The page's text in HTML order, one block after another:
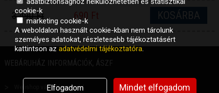
3 490 Ft 690 Ft KOSÁRBA
WEBÁRUHÁZ INFORMÁCIÓK, ÁSZF
Webshop vásárlási segéd
cookie-k
marketing cookie-k
A weboldalon használt cookie-kban nem tárolunk
személyes adatokat, részletesebb tájékoztatásért
kattintson azadatvédelmi tájékoztatóra.
Elfogadom Mindet elfogadom